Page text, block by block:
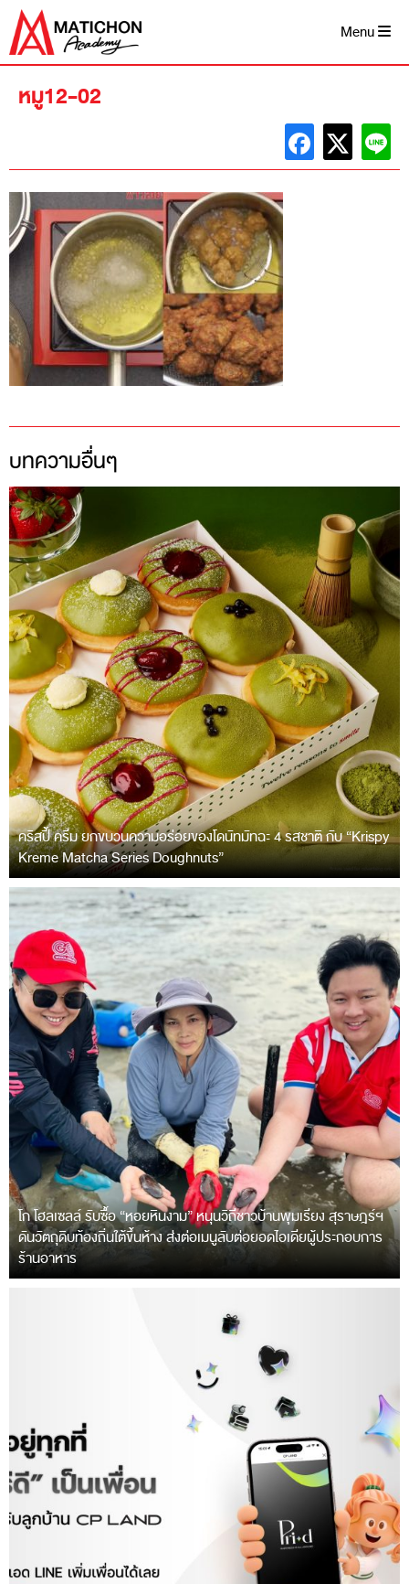
Skip
content
Menu
หมู12-02
บทความอื่นๆ
คริสปี้ ครีม ยกขบวนความอร่อยของโดนัทมัทฉะ 4 รสชาติ กับ “Krispy
Kreme Matcha Series Doughnuts”
โก โฮลเซลล์ รับซื้อ “หอยหินงาม” หนุนวิถีชาวบ้านพุมเรียง สุราษฎร์ฯ
ดันวัตถุดิบท้องถิ่นใต้ขึ้นห้าง ส่งต่อเมนูลับต่อยอดไอเดียผู้ประกอบการ
ร้านอาหาร